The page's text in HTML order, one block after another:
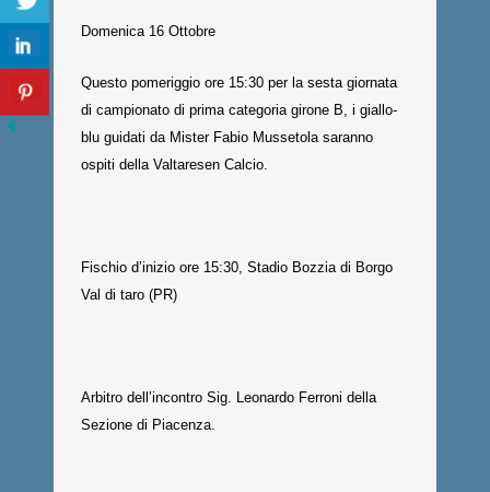
Domenica 16 Ottobre
Questo pomeriggio ore 15:30 per la sesta giornata
di campionato di prima categoria girone B, i giallo-
blu guidati da Mister Fabio Mussetola saranno
ospiti della Valtaresen Calcio.
Fischio d’inizio ore 15:30, Stadio Bozzia di Borgo
Val di taro (PR)
Arbitro dell’incontro Sig. Leonardo Ferroni della
Sezione di Piacenza.